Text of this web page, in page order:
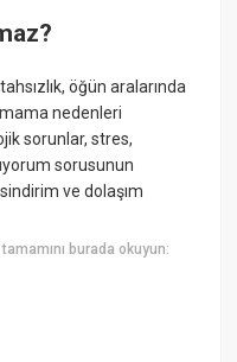
öğün aralarında
nedenleri
sorunlar, stres,
sorusunun
ve dolaşım
tamamını burada okuyun: